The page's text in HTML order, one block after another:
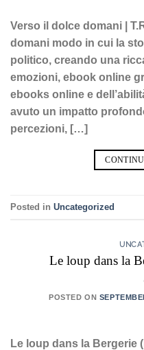
Verso il dolce domani |
domani modo in cui la
politico, creando una
emozioni, ebook online
ebooks online e
avuto un impatto
percezioni, […]
Posted in Uncategorized
Le loup dans la
POSTED ON
Le loup dans la Bergerie